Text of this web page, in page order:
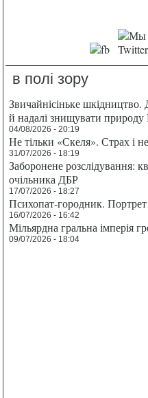
в полі зору
Звичайнісіньке
й надалі знищувати природу
04/08/2026 - 20:19
Не тільки «Скеля». Страх і
31/07/2026 - 18:19
Заборонене розслідування:
очільника ДБР
17/07/2026 - 18:27
Психопат-городник.
16/07/2026 - 16:42
Мільярдна гральна імперія
09/07/2026 - 18:04